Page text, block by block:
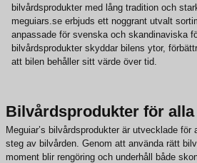
bilvårdsprodukter med lång tradition och
meguiars.se erbjuds ett noggrant utvalt
anpassade för svenska och skandinaviska
bilvårdsprodukter skyddar bilens ytor,
att bilen behåller sitt värde över tid.
Bilvårdsprodukter för
Meguiar’s bilvårdsprodukter är utvecklade
steg av bilvården. Genom att använda rätt
moment blir rengöring och underhåll både